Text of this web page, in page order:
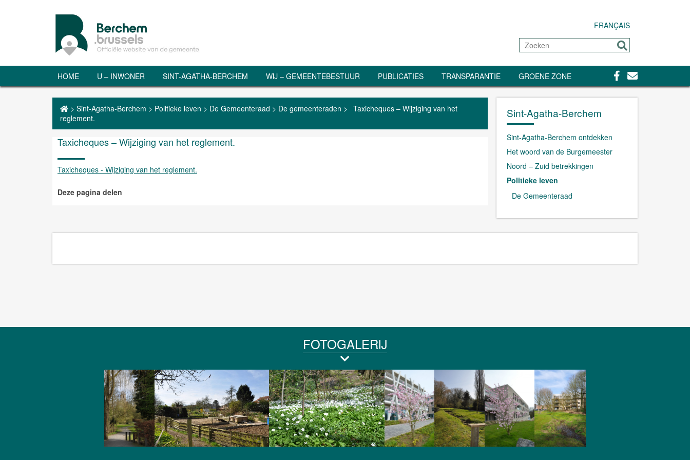
FRANÇAIS
Zoeken
Sturen
HOME U – INWONER SINT-AGATHA-BERCHEM WIJ – GEMEENTEBESTUUR PUBLICATIES TRANSPARANTIE GROENE ZONE Facebook
Contact
> Sint-Agatha-Berchem > Politieke leven > De Gemeenteraad > De gemeenteraden > Taxicheques – Wijziging van het
reglement.
Taxicheques – Wijziging van het reglement.
Taxicheques - Wijziging van het reglement.
Deze pagina delen
Sint-Agatha-Berchem
Sint-Agatha-Berchem ontdekken
Het woord van de Burgemeester
Noord – Zuid betrekkingen
Politieke leven
De Gemeenteraad
FOTOGALERIJ